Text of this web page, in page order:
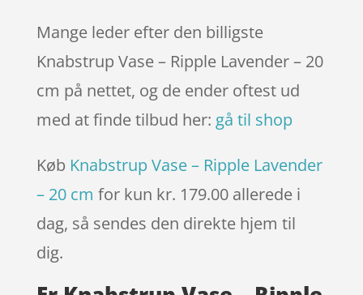
Mange leder efter den billigste
Knabstrup Vase – Ripple Lavender – 20
cm på nettet, og de ender oftest ud
med at finde tilbud her: gå til shop
Køb Knabstrup Vase – Ripple Lavender
– 20 cm for kun kr. 179.00 allerede i
dag, så sendes den direkte hjem til
dig.